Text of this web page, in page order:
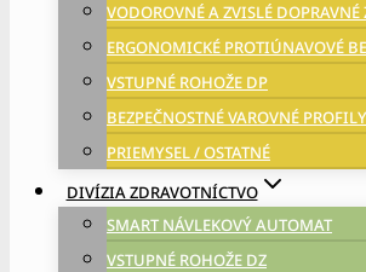
VODOROVNÉ A ZVISLÉ DOPRAVNÉ
ERGONOMICKÉ PROTIÚNAVOVÉ
VSTUPNÉ ROHOŽE DP
BEZPEČNOSTNÉ VAROVNÉ
PRIEMYSEL / OSTATNÉ
DIVÍZIA ZDRAVOTNÍCTVO
SMART NÁVLEKOVÝ AUTOMAT
VSTUPNÉ ROHOŽE DZ